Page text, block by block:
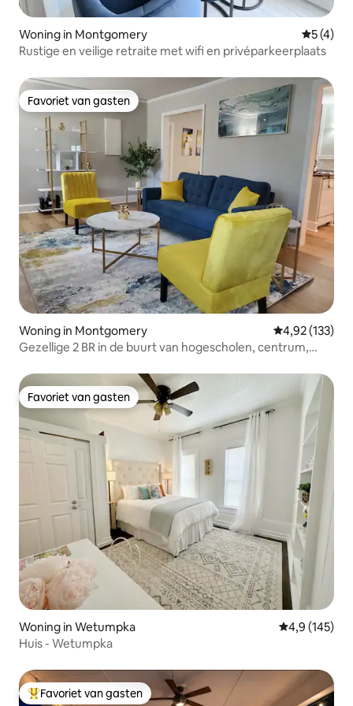
Woning in Montgomery
5 (4)
Rustige en veilige retraite met wifi en privéparkeerplaats
Favoriet van gasten
Favoriet van gasten
Woning in Montgomery Gemiddelde
4,92 (133)
Gezellige 2 BR in de buurt van hogescholen, centrum,
Favoriet van gasten
Favoriet van gasten
Woning in Wetumpka Gemiddelde
4,9 (145)
Huis - Wetumpka
Topfavoriet van gasten
Favoriet van gasten